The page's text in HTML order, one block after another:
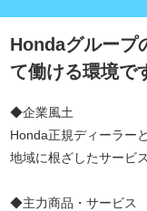
Hondaグループ
て働ける環境で
◆企業風土
Honda正規ディーラー
地域に根ざしたサービ
◆主力商品・サービス